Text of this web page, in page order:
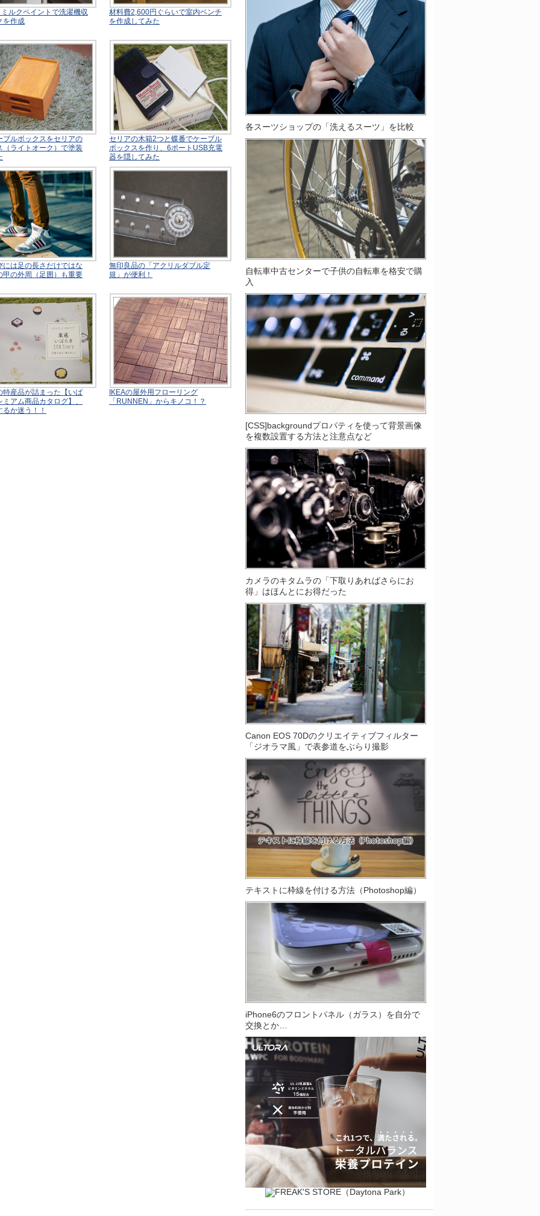
ルクペイントで洗濯機収
を作成
材料費2,600円ぐらいで室内ベンチ
を作成してみた
ブルボックスをセリアの
（ライトオーク）で塗装
セリアの木箱2つと蝶番でケーブル
ボックスを作り、6ポートUSB充電
器を隠してみた
には足の長さだけではな
甲の外周（足囲）も重要
無印良品の「アクリルダブル定
規」が便利！
特産品が詰まった【いば
ミアム商品カタログ】、
るか迷う！！
IKEAの屋外用フローリング
「RUNNEN」からキノコ！？
各スーツショップの「洗えるスーツ」を比較
自転車中古センターで子供の自転車を格安で購
入
[CSS]backgroundプロパティを使って背景画像
を複数設置する方法と注意点など
カメラのキタムラの「下取りあればさらにお
得」はほんとにお得だった
Canon EOS 70Dのクリエイティブフィルター
「ジオラマ風」で表参道をぶらり撮影
テキストに枠線を付ける方法（Photoshop編）
iPhone6のフロントパネル（ガラス）を自分で
交換とか…